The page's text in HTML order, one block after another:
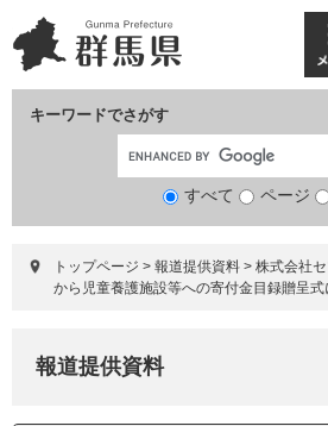
ー
ジ
ニ
ュ
て
キーワードでさがす
検
象
すべて ページ
メ
ニ
ー
トップページ > 報道提供資料 > 株式会社
から児童養護施設等への寄付金目録贈呈式
報道提供資料